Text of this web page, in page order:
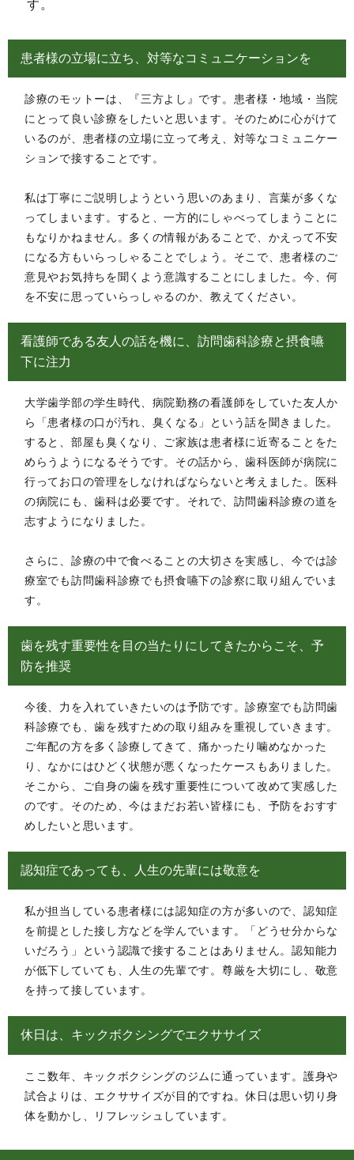
す。
患者様の立場に立ち、対等なコミュニケーションを
診療のモットーは、『三方よし』です。患者様・地域・当院
にとって良い診療をしたいと思います。そのために心がけて
いるのが、患者様の立場に立って考え、対等なコミュニケー
ションで接することです。
私は丁寧にご説明しようという思いのあまり、言葉が多くな
ってしまいます。すると、一方的にしゃべってしまうことに
もなりかねません。多くの情報があることで、かえって不安
になる方もいらっしゃることでしょう。そこで、患者様のご
意見やお気持ちを聞くよう意識することにしました。今、何
を不安に思っていらっしゃるのか、教えてください。
看護師である友人の話を機に、訪問歯科診療と摂食嚥
下に注力
大学歯学部の学生時代、病院勤務の看護師をしていた友人か
ら「患者様の口が汚れ、臭くなる」という話を聞きました。
すると、部屋も臭くなり、ご家族は患者様に近寄ることをた
めらうようになるそうです。その話から、歯科医師が病院に
行ってお口の管理をしなければならないと考えました。医科
の病院にも、歯科は必要です。それで、訪問歯科診療の道を
志すようになりました。
さらに、診療の中で食べることの大切さを実感し、今では診
療室でも訪問歯科診療でも摂食嚥下の診察に取り組んでいま
す。
歯を残す重要性を目の当たりにしてきたからこそ、予
防を推奨
今後、力を入れていきたいのは予防です。診療室でも訪問歯
科診療でも、歯を残すための取り組みを重視していきます。
ご年配の方を多く診療してきて、痛かったり噛めなかった
り、なかにはひどく状態が悪くなったケースもありました。
そこから、ご自身の歯を残す重要性について改めて実感した
のです。そのため、今はまだお若い皆様にも、予防をおすす
めしたいと思います。
認知症であっても、人生の先輩には敬意を
私が担当している患者様には認知症の方が多いので、認知症
を前提とした接し方などを学んでいます。「どうせ分からな
いだろう」という認識で接することはありません。認知能力
が低下していても、人生の先輩です。尊厳を大切にし、敬意
を持って接しています。
休日は、キックボクシングでエクササイズ
ここ数年、キックボクシングのジムに通っています。護身や
試合よりは、エクササイズが目的ですね。休日は思い切り身
体を動かし、リフレッシュしています。